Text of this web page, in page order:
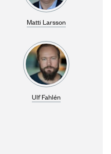
Matti Larsson
Ulf Fahlén